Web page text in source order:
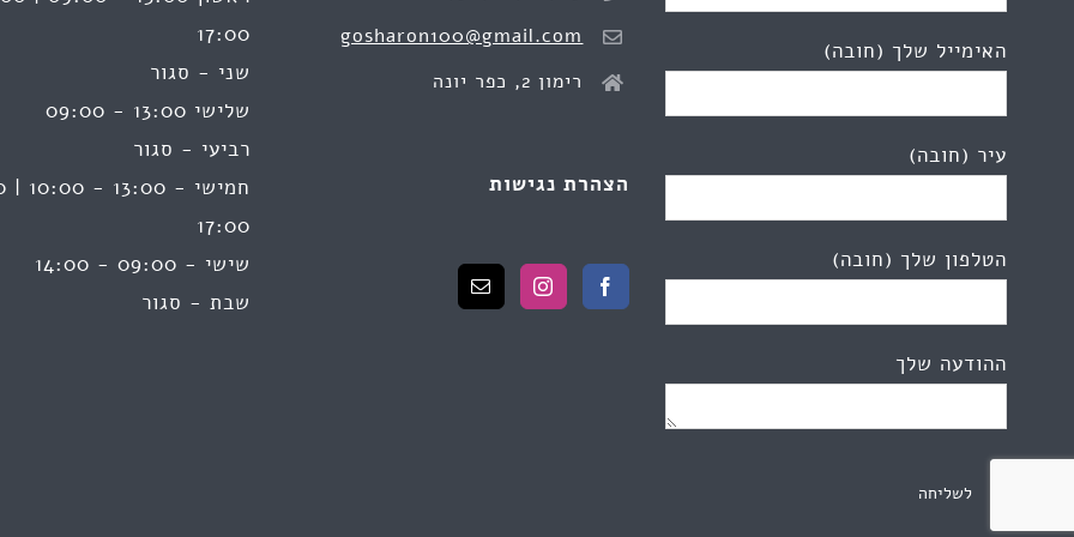
האימייל שלך (חובה)
עיר (חובה)
הטלפון שלך (חובה)
ההודעה שלך
gosharon100@gmail.com
רימון 2, כפר יונה
הצהרת נגישות
17:00
שני - סגור
שלישי 13:00 - 09:00
רביעי - סגור
17:00
שישי - 09:00 - 14:00
שבת - סגור